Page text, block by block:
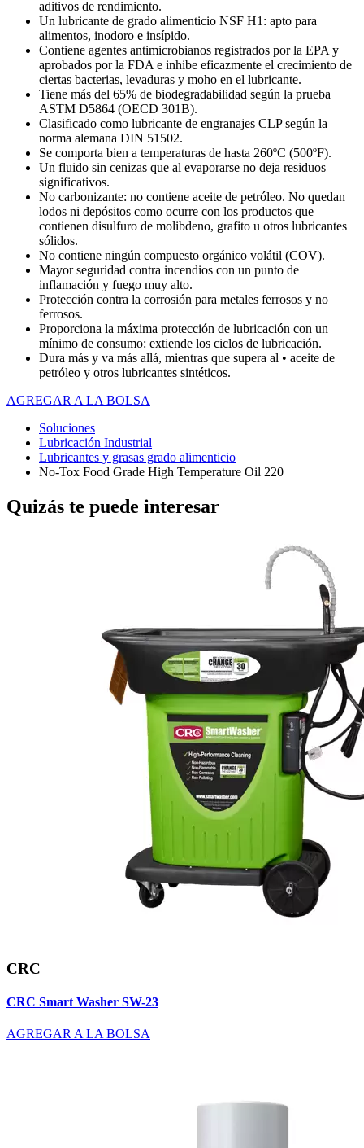
aditivos de rendimiento.
Un lubricante de grado alimenticio NSF H1: apto para
alimentos, inodoro e insípido.
Contiene agentes antimicrobianos registrados por la EPA y
aprobados por la FDA e inhibe eficazmente el crecimiento de
ciertas bacterias, levaduras y moho en el lubricante.
Tiene más del 65% de biodegradabilidad según la prueba
ASTM D5864 (OECD 301B).
Clasificado como lubricante de engranajes CLP según la
norma alemana DIN 51502.
Se comporta bien a temperaturas de hasta 260ºC (500ºF).
Un fluido sin cenizas que al evaporarse no deja residuos
significativos.
No carbonizante: no contiene aceite de petróleo. No quedan
lodos ni depósitos como ocurre con los productos que
contienen disulfuro de molibdeno, grafito u otros lubricantes
sólidos.
No contiene ningún compuesto orgánico volátil (COV).
Mayor seguridad contra incendios con un punto de
inflamación y fuego muy alto.
Protección contra la corrosión para metales ferrosos y no
ferrosos.
Proporciona la máxima protección de lubricación con un
mínimo de consumo: extiende los ciclos de lubricación.
Dura más y va más allá, mientras que supera al • aceite de
petróleo y otros lubricantes sintéticos.
AGREGAR A LA BOLSA
Soluciones
Lubricación Industrial
Lubricantes y grasas grado alimenticio
No-Tox Food Grade High Temperature Oil 220
Quizás te puede interesar
CRC
CRC Smart Washer SW-23
AGREGAR A LA BOLSA